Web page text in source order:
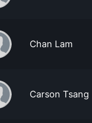
Chan Lam
Carson Tsang